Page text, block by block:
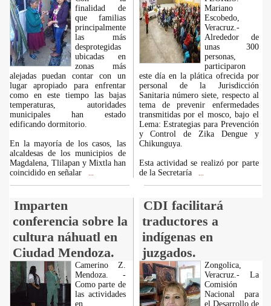
finalidad de
que familias
principalmente
las más
desprotegidas
ubicadas en
zonas más
alejadas puedan contar con un
lugar apropiado para enfrentar
como en este tiempo las bajas
temperaturas, autoridades
municipales han estado
edificando dormitorio.
En la mayoría de los casos, las
alcaldesas de los municipios de
Magdalena, Tlilapan y Mixtla han
coincidido en señalar
Mariano
Escobedo,
Veracruz.-
Alrededor de
unas 300
personas,
participaron
este día en la plática ofrecida por
personal de la Jurisdicción
Sanitaria número siete, respecto al
tema de prevenir enfermedades
transmitidas por el mosco, bajo el
Lema: Estrategias para Prevención
y Control de Zika Dengue y
Chikunguya.
Esta actividad se realizó por parte
de la Secretaría
Imparten
conferencia sobre la
cultura náhuatl en
Ciudad Mendoza.
CDI facilitará
traductores a
indígenas en
juzgados.
Camerino Z.
Mendoza. -
Como parte de
las actividades
en
Zongolica,
Veracruz.- La
Comisión
Nacional para
el Desarrollo de